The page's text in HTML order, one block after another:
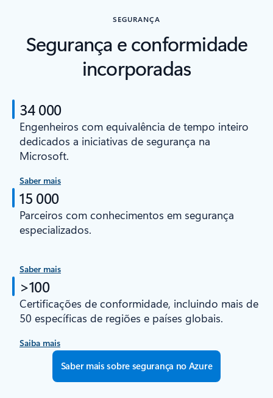
SEGURANÇA
Segurança e conformidade
incorporadas
34 000
Engenheiros com equivalência de tempo inteiro
dedicados a iniciativas de segurança na
Microsoft.
Saber mais
15 000
Parceiros com conhecimentos em segurança
especializados.
Saber mais
>100
Certificações de conformidade, incluindo mais de
50 específicas de regiões e países globais.
Saiba mais
Saber mais sobre segurança no Azure